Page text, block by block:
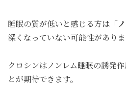
睡眠の質が低いと感じる方は 「
深くなっていない可能性がありま
クロシンはノンレム睡眠の誘発
とが期待できます。